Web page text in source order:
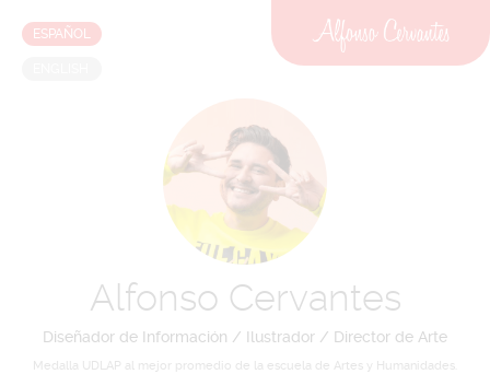
ESPAÑOL
Alfonso Cervantes
Diseñador de Información / Ilustrador / Director de Arte
Medalla UDLAP al mejor promedio de la escuela de Artes y Humanidades.